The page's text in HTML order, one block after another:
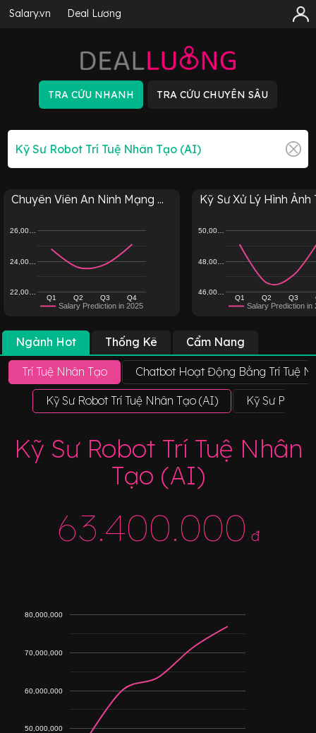
Salary.vn Deal Lương
Chuyên Viên An Ninh Mạng ...
Salary Prediction in 2025
Q1 Q2 Q3 Q4
22,00…
24,00…
26,00…
Kỹ Sư Xử Lý Hình Ảnh
Salary Prediction in
Q1 Q2 Q3
46,00…
48,00…
50,00…
Ngành Hot Thống Kê Cẩm Nang
Trí Tuệ Nhân Tạo Chatbot Hoạt Động Bằng Trí Tuệ
Kỹ Sư Robot Trí Tuệ Nhân Tạo (AI) Kỹ Sư Phần
Kỹ Sư Robot Trí Tuệ Nhân
Tạo (AI)
63.400.000 đ
50,000,000
60,000,000
70,000,000
80,000,000